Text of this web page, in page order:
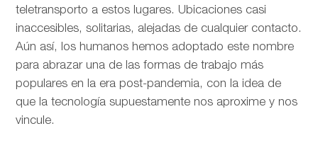
teletransporto a estos lugares. Ubicaciones casi
inaccesibles, solitarias, alejadas de cualquier contacto.
Aún así, los humanos hemos adoptado este nombre
para abrazar una de las formas de trabajo más
populares en la era post-pandemia, con la idea de
que la tecnología supuestamente nos aproxime y nos
vincule.